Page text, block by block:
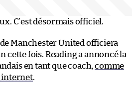
C’est désormais officiel.
Manchester United officiera
cette fois. Reading a annoncé la
en tant que coach,comme
internet.